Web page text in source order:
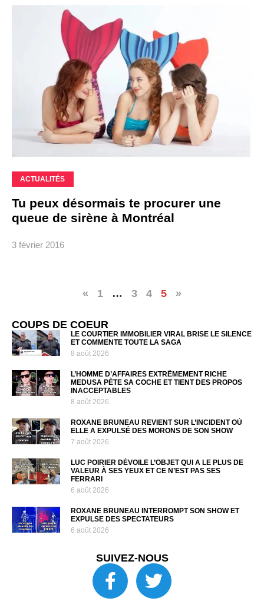
ACTUALITÉS
Tu peux désormais te procurer une
queue de sirène à Montréal
3 février 2016
« 1 … 3 4 5 »
COUPS DE COEUR
LE COURTIER IMMOBILIER VIRAL BRISE LE SILENCE
ET COMMENTE TOUTE LA SAGA
8 août 2026
L’HOMME D’AFFAIRES EXTRÊMEMENT RICHE
MEDUSA PÈTE SA COCHE ET TIENT DES PROPOS
INACCEPTABLES
8 août 2026
ROXANE BRUNEAU REVIENT SUR L’INCIDENT OÙ
ELLE A EXPULSÉ DES MORONS DE SON SHOW
7 août 2026
LUC POIRIER DÉVOILE L’OBJET QUI A LE PLUS DE
VALEUR À SES YEUX ET CE N’EST PAS SES
FERRARI
6 août 2026
ROXANE BRUNEAU INTERROMPT SON SHOW ET
EXPULSE DES SPECTATEURS
6 août 2026
SUIVEZ-NOUS